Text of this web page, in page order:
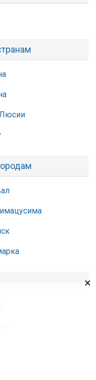
Люсии
×